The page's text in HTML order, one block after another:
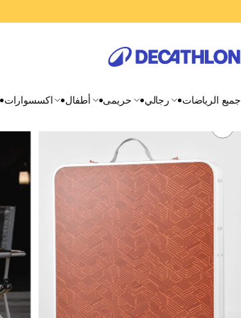
جميع الرياضات رجالي حريمى أطفال اكسسوارات